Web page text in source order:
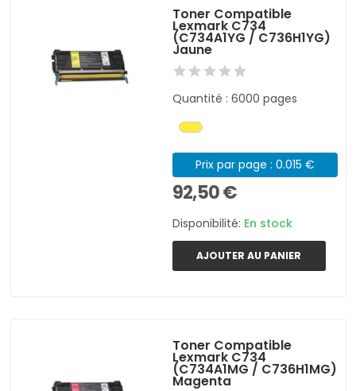
Toner Compatible
Lexmark C734
(C734A1YG / C736H1YG)
Jaune
Quantité : 6000 pages
Prix par page : 0.015 €
92,50 €
Disponibilité: En stock
AJOUTER AU PANIER
Toner Compatible
Lexmark C734
(C734A1MG / C736H1MG)
Magenta